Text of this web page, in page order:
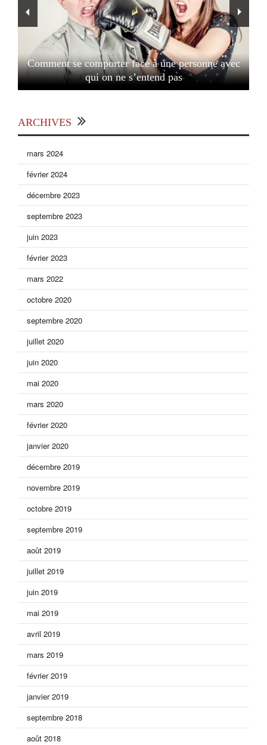
Comment se comporter face à une personne avec
qui on ne s’entend pas
ARCHIVES
mars 2024
février 2024
décembre 2023
septembre 2023
juin 2023
février 2023
mars 2022
octobre 2020
septembre 2020
juillet 2020
juin 2020
mai 2020
mars 2020
février 2020
janvier 2020
décembre 2019
novembre 2019
octobre 2019
septembre 2019
août 2019
juillet 2019
juin 2019
mai 2019
avril 2019
mars 2019
février 2019
janvier 2019
septembre 2018
août 2018